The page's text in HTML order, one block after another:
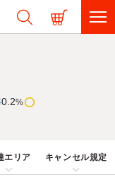
0.2%
エリア キャンセル規定